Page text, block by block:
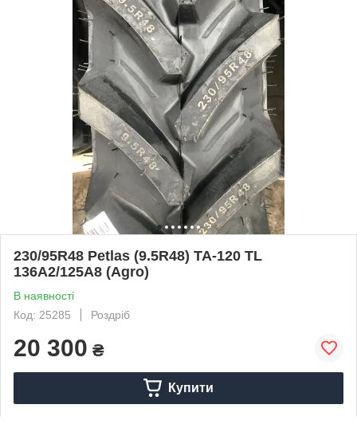
230/95R48 Petlas (9.5R48) TA-120 TL
136А2/125А8 (Agro)
В наявності
Код: 25285
Роздріб
20 300 ₴
Купити